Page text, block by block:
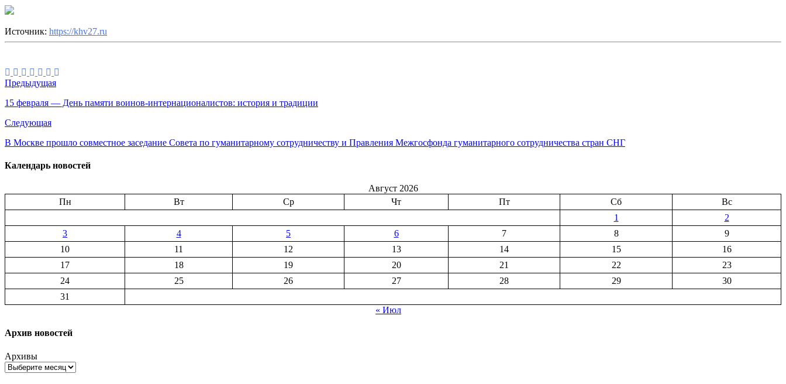
Источник: https://khv27.ru
Предыдущая
15 февраля — День памяти воинов-интернационалистов: история и традиции
Следующая
В Москве прошло совместное заседание Совета по гуманитарному сотрудничеству и Правления Межгосфонда гуманитарного сотрудничества стран СНГ
Календарь новостей
Август 2026
Пн
Вт Ср Чт Пт Сб
Вс
1
2
3
4 5 6 7 8
9
10
11 12 13 14 15
16
17
18 19 20 21 22
23
24
25 26 27 28 29
30
31
« Июл
Архив новостей
Архивы